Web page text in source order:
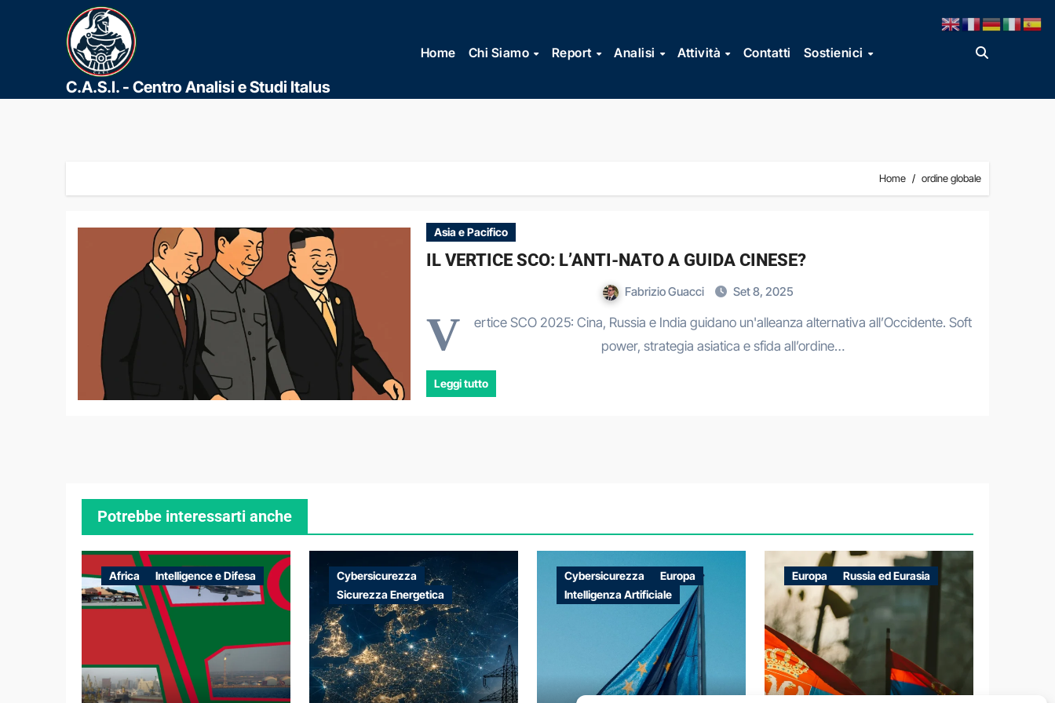
contenuto
C.A.S.I. - Centro Analisi e Studi Italus
Home Chi Siamo Report Analisi Attività Contatti Sostienici
Home ordine globale
Asia e Pacifico
IL VERTICE SCO: L’ANTI-NATO A GUIDA CINESE?
Fabrizio Guacci Set 8, 2025
V
ertice SCO 2025: Cina, Russia e India guidano un'alleanza alternativa all’Occidente. Soft
power, strategia asiatica e sfida all’ordine…
Leggi tutto
Potrebbe interessarti anche
Africa Intelligence e Difesa
Cybersicurezza
Sicurezza Energetica
Cybersicurezza
Europa
Intelligenza Artificiale
Europa Russia ed Eurasia